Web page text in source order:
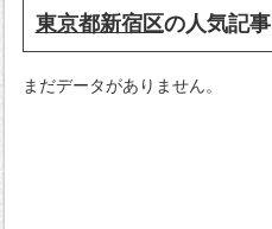
東京都新宿区の人気記事
まだデータがありません。